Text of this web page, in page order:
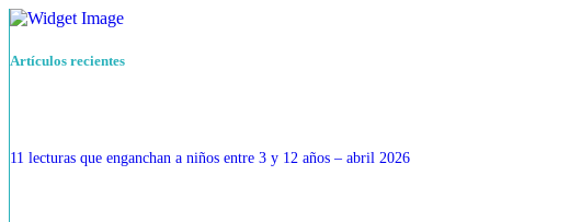
Artículos recientes
11 lecturas que enganchan a niños entre 3 y 12 años – abril 2026